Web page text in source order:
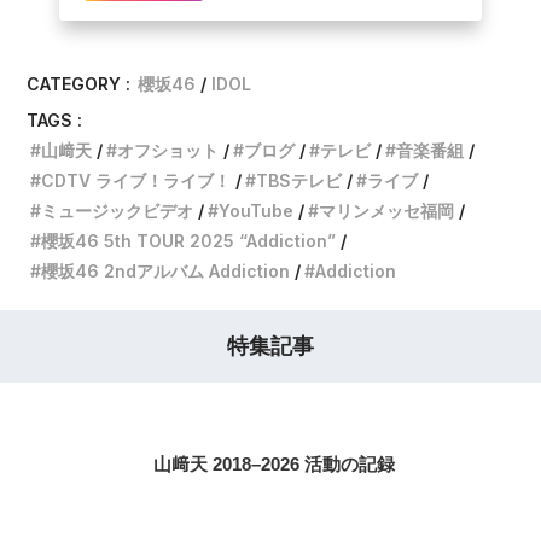
CATEGORY : 櫻坂46
IDOL
TAGS :
山﨑天
オフショット ブログ テレビ
音楽番組
CDTV ライブ！ライブ！
TBSテレビ
ライブ
ミュージックビデオ
YouTube
マリンメッセ福岡
櫻坂46 5th TOUR 2025 “Addiction”
櫻坂46 2ndアルバム Addiction
Addiction
特集記事
山﨑天 2018–2026 活動の記録